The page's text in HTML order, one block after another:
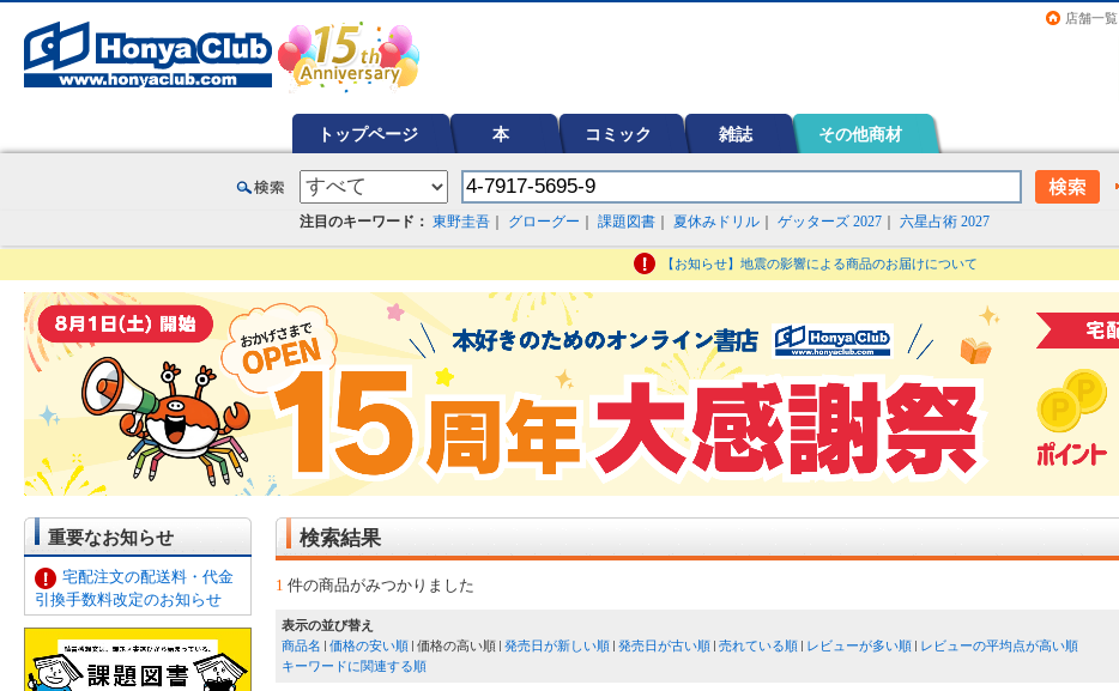
店舗一覧
トップページ 本 コミック 雑誌 その他商材
注目のキーワード： 東野圭吾 グローグー 課題図書 夏休みドリル ゲッターズ 2027 六星占術 2027
【お知らせ】地震の影響による商品のお届けについて
重要なお知らせ
宅配注文の配送料・代金
引換手数料改定のお知らせ
検索結果
1 件の商品がみつかりました
表示の並び替え
商品名
価格の安い順 価格の高い順 発売日が新しい順 発売日が古い順 売れている順 レビューが多い順
レビューの平均点が高い順
キーワードに関連する順